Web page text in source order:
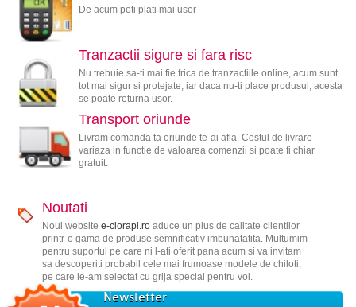
De acum poti plati mai usor
Tranzactii sigure si fara risc
Nu trebuie sa-ti mai fie frica de tranzactiile online, acum sunt
tot mai sigur si protejate, iar daca nu-ti place produsul, acesta
se poate returna usor.
Transport oriunde
Livram comanda ta oriunde te-ai afla. Costul de livrare
variaza in functie de valoarea comenzii si poate fi chiar
gratuit.
Noutati
Noul website e-ciorapi.roaduce un plus de calitate clientilor
printr-o gama de produse semnificativ imbunatatita. Multumim
pentru suportul pe care ni l-ati oferit pana acum si va invitam
sa descoperiti probabil cele mai frumoase modele de chiloti,
pe care le-am selectat cu grija special pentru voi.
Newsletter